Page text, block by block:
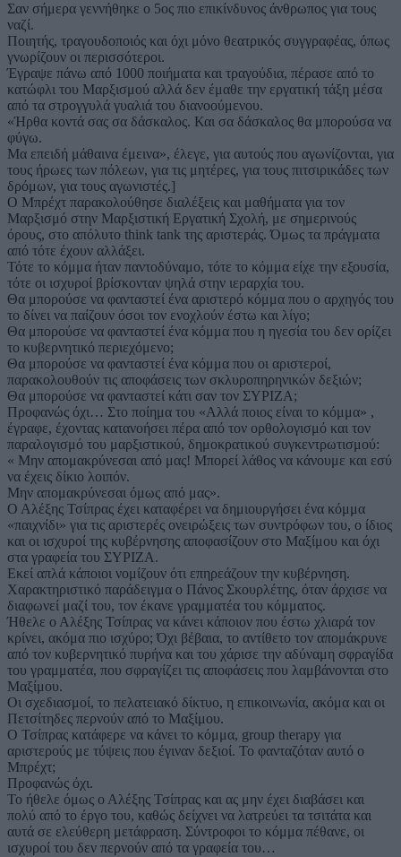
Σαν σήμερα γεννήθηκε ο 5ος πιο επικίνδυνος άνθρωπος για τους
ναζί.
Ποιητής, τραγουδοποιός και όχι μόνο θεατρικός συγγραφέας, όπως
γνωρίζουν οι περισσότεροι.
Έγραψε πάνω από 1000 ποιήματα και τραγούδια, πέρασε από το
κατώφλι του Μαρξισμού αλλά δεν έμαθε την εργατική τάξη μέσα
από τα στρογγυλά γυαλιά του διανοούμενου.
«Ήρθα κοντά σας σα δάσκαλος. Και σα δάσκαλος θα μπορούσα να
φύγω.
Μα επειδή μάθαινα έμεινα», έλεγε, για αυτούς που αγωνίζονται, για
τους ήρωες των πόλεων, για τις μητέρες, για τους πιτσιρικάδες των
δρόμων, για τους αγωνιστές.]
Ο Μπρέχτ παρακολούθησε διαλέξεις και μαθήματα για τον
Μαρξισμό στην Μαρξιστική Εργατική Σχολή, με σημερινούς
όρους, στο απόλυτο think tank της αριστεράς. Όμως τα πράγματα
από τότε έχουν αλλάξει.
Τότε το κόμμα ήταν παντοδύναμο, τότε το κόμμα είχε την εξουσία,
τότε οι ισχυροί βρίσκονταν ψηλά στην ιεραρχία του.
Θα μπορούσε να φανταστεί ένα αριστερό κόμμα που ο αρχηγός του
το δίνει να παίζουν όσοι τον ενοχλούν έστω και λίγο;
Θα μπορούσε να φανταστεί ένα κόμμα που η ηγεσία του δεν ορίζει
το κυβερνητικό περιεχόμενο;
Θα μπορούσε να φανταστεί ένα κόμμα που οι αριστεροί,
παρακολουθούν τις αποφάσεις των σκλυροπηρηνικών δεξιών;
Θα μπορούσε να φανταστεί κάτι σαν τον ΣΥΡΙΖΑ;
Προφανώς όχι… Στο ποίημα του «Αλλά ποιος είναι το κόμμα» ,
έγραφε, έχοντας κατανοήσει πέρα από τον ορθολογισμό και τον
παραλογισμό του μαρξιστικού, δημοκρατικού συγκεντρωτισμού:
« Μην απομακρύνεσαι από μας! Μπορεί λάθος να κάνουμε και εσύ
να έχεις δίκιο λοιπόν.
Μην απομακρύνεσαι όμως από μας».
Ο Αλέξης Τσίπρας έχει καταφέρει να δημιουργήσει ένα κόμμα
«παιχνίδι» για τις αριστερές ονειρώξεις των συντρόφων του, ο ίδιος
και οι ισχυροί της κυβέρνησης αποφασίζουν στο Μαξίμου και όχι
στα γραφεία του ΣΥΡΙΖΑ.
Εκεί απλά κάποιοι νομίζουν ότι επηρεάζουν την κυβέρνηση.
Χαρακτηριστικό παράδειγμα ο Πάνος Σκουρλέτης, όταν άρχισε να
διαφωνεί μαζί του, τον έκανε γραμματέα του κόμματος.
Ήθελε ο Αλέξης Τσίπρας να κάνει κάποιον που έστω χλιαρά τον
κρίνει, ακόμα πιο ισχύρο; Όχι βέβαια, το αντίθετο τον απομάκρυνε
από τον κυβερνητικό πυρήνα και του χάρισε την αδύναμη σφραγίδα
του γραμματέα, που σφραγίζει τις αποφάσεις που λαμβάνονται στο
Μαξίμου.
Οι σχεδιασμοί, το πελατειακό δίκτυο, η επικοινωνία, ακόμα και οι
Πετσίτηδες περνούν από το Μαξίμου.
Ο Τσίπρας κατάφερε να κάνει το κόμμα, group therapy για
αριστερούς με τύψεις που έγιναν δεξιοί. Το φανταζόταν αυτό ο
Μπρέχτ;
Προφανώς όχι.
Το ήθελε όμως ο Αλέξης Τσίπρας και ας μην έχει διαβάσει και
πολύ από το έργο του, καθώς δείχνει να λατρεύει τα τσιτάτα και
αυτά σε ελεύθερη μετάφραση. Σύντροφοι το κόμμα πέθανε, οι
ισχυροί του δεν περνούν από τα γραφεία του…